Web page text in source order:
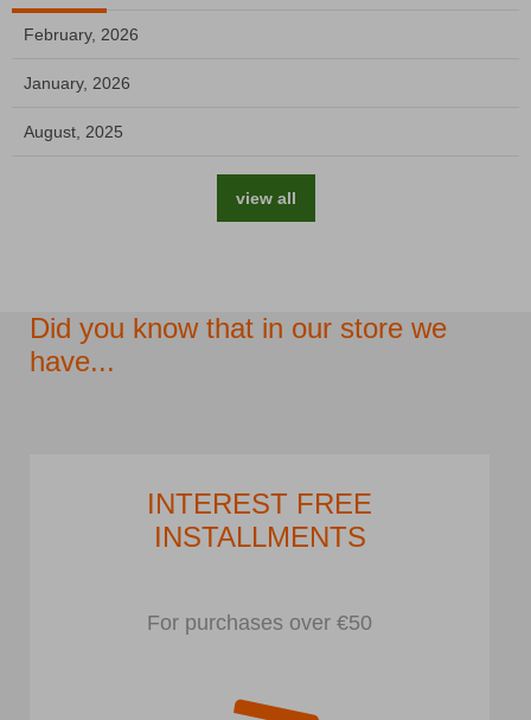
February, 2026
January, 2026
August, 2025
view all
Did you know that in our store we
have...
INTEREST FREE
INSTALLMENTS
For purchases over €50